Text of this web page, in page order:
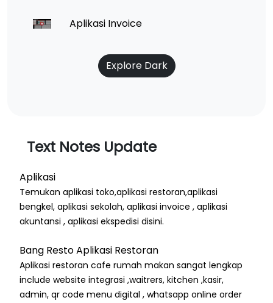
Aplikasi Invoice
Explore Dark
Text Notes Update
Aplikasi
Temukan aplikasi toko,aplikasi restoran,aplikasi
bengkel, aplikasi sekolah, aplikasi invoice , aplikasi
akuntansi , aplikasi ekspedisi disini.
Bang Resto Aplikasi Restoran
Aplikasi restoran cafe rumah makan sangat lengkap
include website integrasi ,waitrers, kitchen ,kasir,
admin, qr code menu digital , whatsapp online order